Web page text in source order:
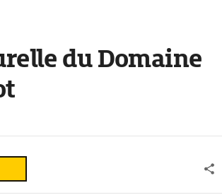
du Domaine